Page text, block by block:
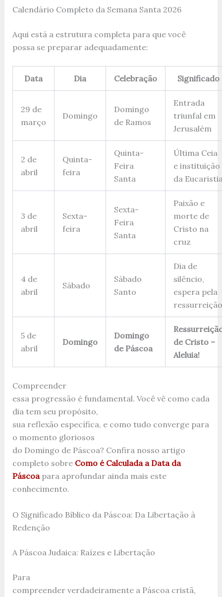
Calendário Completo da Semana Santa 2026
Aqui está a estrutura completa para que você
possa se preparar adequadamente:
Data Dia Celebração Significado
29 de
março
Domingo
Domingo
de Ramos
Entrada
triunfal em
Jerusalém
2 de
abril
Quinta-
feira
Quinta-
Feira
Santa
Última Ceia
e instituição
da
3 de
abril
Sexta-
feira
Sexta-
Feira
Santa
Paixão e
morte de
Cristo na
cruz
4 de
abril
Sábado
Sábado
Santo
Dia de
silêncio,
espera pela
ressurreição
5 de
abril
Domingo
Domingo
de Páscoa
de Cristo –
Aleluia!
Compreender
essa progressão é fundamental. Você vê como cada
dia tem seu propósito,
sua reflexão específica, e como tudo converge para
o momento gloriosos
do Domingo de Páscoa? Confira nosso artigo
completo sobre Como é Calculada a Data da
Páscoapara aprofundar ainda mais este
conhecimento.
O Significado Bíblico da Páscoa: Da Libertação à
Redenção
A Páscoa Judaica: Raízes e Libertação
Para
compreender verdadeiramente a Páscoa cristã,